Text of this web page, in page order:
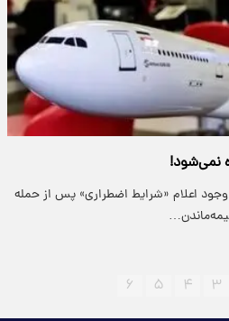
نمی‌شود!
اعلام «شرایط اضطراری» پس از حمله
۳ ۴ ۵ ۶